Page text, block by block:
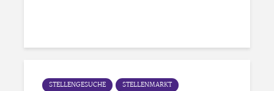
STELLENGESUCHE STELLENMARKT